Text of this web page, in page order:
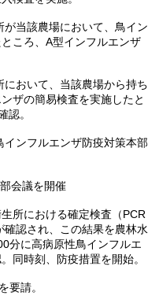
当該農場において、鳥イン
ころ、A型インフルエンザ
おいて、当該農場から持ち
ザの簡易検査を実施したと
認。
ンフルエンザ防疫対策本部
会議を開催
所における確定検査（PCR
認され、この結果を農林水
分に高病原性鳥インフルエ
同時刻、防疫措置を開始。
要請。